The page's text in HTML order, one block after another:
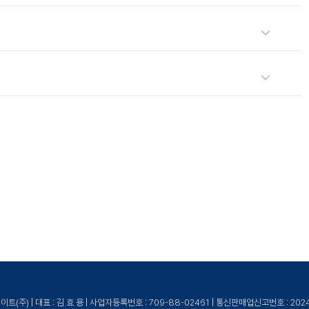
트로 문의해 주세요.
이트(주) | 대표 : 김 효 용 | 사업자등록번호 : 709-88-02461 | 통신판매업신고번호 :